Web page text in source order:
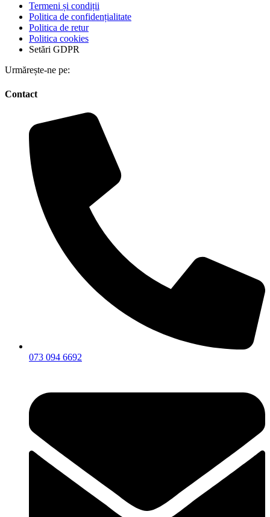
Termeni și condiții
Politica de confidențialitate
Politica de retur
Politica cookies
Setări GDPR
Urmărește-ne pe:
Contact
073 094 6692